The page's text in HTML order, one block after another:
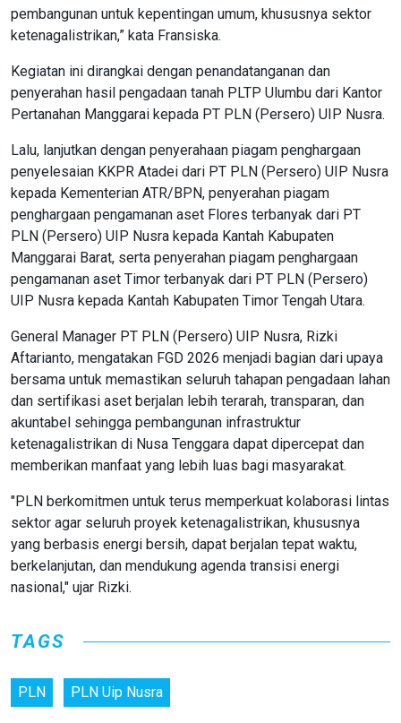
pembangunan untuk kepentingan umum, khususnya sektor
ketenagalistrikan,” kata Fransiska.
Kegiatan ini dirangkai dengan penandatanganan dan
penyerahan hasil pengadaan tanah PLTP Ulumbu dari Kantor
Pertanahan Manggarai kepada PT PLN (Persero) UIP Nusra.
Lalu, lanjutkan dengan penyerahaan piagam penghargaan
penyelesaian KKPR Atadei dari PT PLN (Persero) UIP Nusra
kepada Kementerian ATR/BPN, penyerahan piagam
penghargaan pengamanan aset Flores terbanyak dari PT
PLN (Persero) UIP Nusra kepada Kantah Kabupaten
Manggarai Barat, serta penyerahan piagam penghargaan
pengamanan aset Timor terbanyak dari PT PLN (Persero)
UIP Nusra kepada Kantah Kabupaten Timor Tengah Utara.
General Manager PT PLN (Persero) UIP Nusra, Rizki
Aftarianto, mengatakan FGD 2026 menjadi bagian dari upaya
bersama untuk memastikan seluruh tahapan pengadaan lahan
dan sertifikasi aset berjalan lebih terarah, transparan, dan
akuntabel sehingga pembangunan infrastruktur
ketenagalistrikan di Nusa Tenggara dapat dipercepat dan
memberikan manfaat yang lebih luas bagi masyarakat.
"PLN berkomitmen untuk terus memperkuat kolaborasi lintas
sektor agar seluruh proyek ketenagalistrikan, khususnya
yang berbasis energi bersih, dapat berjalan tepat waktu,
berkelanjutan, dan mendukung agenda transisi energi
nasional," ujar Rizki.
TAGS
PLN PLN Uip Nusra